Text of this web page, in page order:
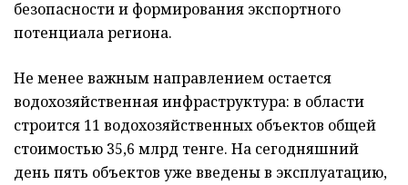
безопасности и формирования экспортного
потенциала региона.
Не менее важным направлением остается
водохозяйственная инфраструктура: в области
строится 11 водохозяйственных объектов общей
стоимостью 35,6 млрд тенге. На сегодняшний
день пять объектов уже введены в эксплуатацию,